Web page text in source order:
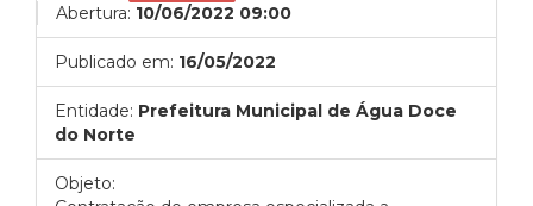
Abertura: 10/06/2022 09:00
Publicado em: 16/05/2022
Entidade: Prefeitura Municipal de Água Doce
do Norte
Objeto: